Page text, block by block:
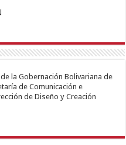
la Gobernación Bolivariana de
de Comunicación e
de Diseño y Creación